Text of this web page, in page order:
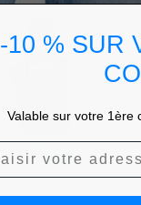
-10 % SUR
Valable sur votre 1ère